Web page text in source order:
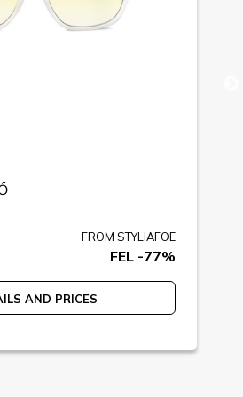
FROM STYLIAFOE
FEL -77%
AND PRICES